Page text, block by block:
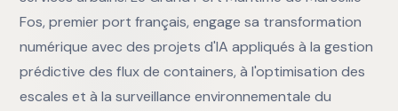
Fos, premier port français, engage sa transformation
numérique avec des projets d'IA appliqués à la gestion
prédictive des flux de containers, à l'optimisation des
escales et à la surveillance environnementale du